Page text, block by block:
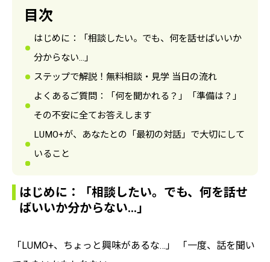
目次
はじめに：「相談したい。でも、何を話せばいいか
分からない…」
ステップで解説！無料相談・見学 当日の流れ
よくあるご質問：「何を聞かれる？」「準備は？」
その不安に全てお答えします
LUMO+が、あなたとの「最初の対話」で大切にして
いること
はじめに：「相談したい。でも、何を話せ
ばいいか分からない…」
「LUMO+、ちょっと興味があるな…」 「一度、話を聞い